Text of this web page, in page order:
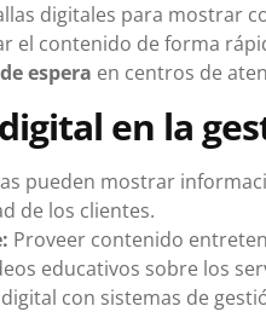
digitales para
el contenido de forma
espera en centros de
en la
pueden mostrar
de los clientes.
Proveer contenido
educativos sobre los
con sistemas de